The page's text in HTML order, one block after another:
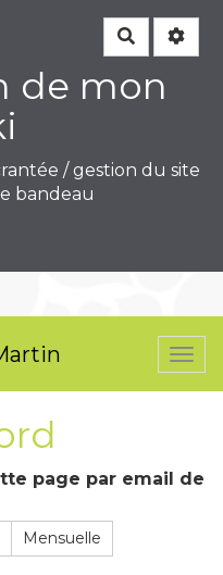
Rechercher
de mon
/ gestion du site
bandeau
page par email de
Mensuelle